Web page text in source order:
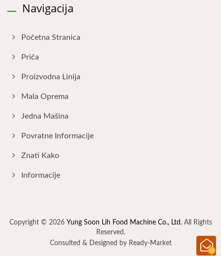
0
Navigacija
Početna Stranica
Priča
Proizvodna Linija
Mala Oprema
Jedna Mašina
Povratne Informacije
Znati Kako
Informacije
Copyright © 2026 Yung Soon Lih Food Machine Co., Ltd.All Rights
Reserved.
Consulted & Designed by Ready-Market